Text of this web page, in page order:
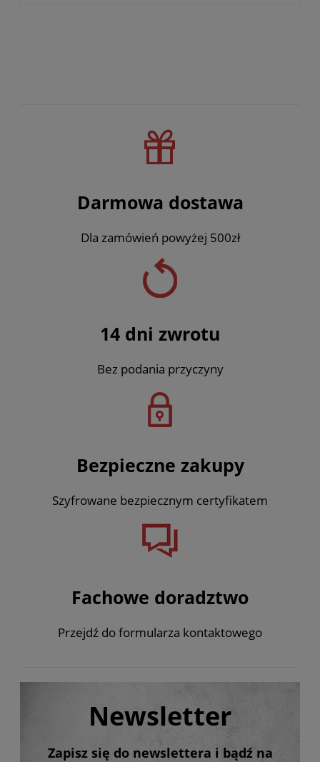
Darmowa dostawa
Dla zamówień powyżej 500zł
14 dni zwrotu
Bez podania przyczyny
Bezpieczne zakupy
Szyfrowane bezpiecznym certyfikatem
Fachowe doradztwo
Przejdź do formularza kontaktowego
Newsletter
Zapisz się do newslettera i bądź na